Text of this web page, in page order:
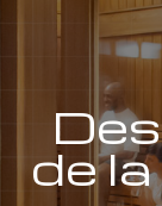
de